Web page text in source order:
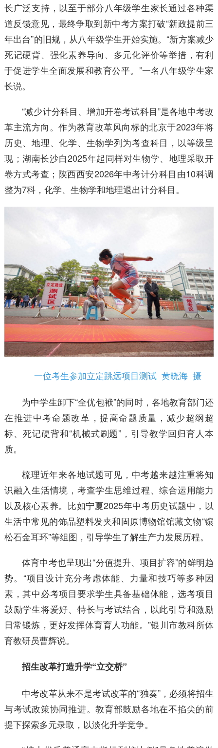
长广泛支持，以至于部分八年级学生家长通过各种渠
道反馈意见，最终争取到新中考方案打破“新政提前三
年出台”的旧规，从八年级学生开始实施。“新方案减少
死记硬背、强化素养导向、多元化评价等举措，有利
于促进学生全面发展和教育公平。”一名八年级学生家
长说。
“减少计分科目、增加开卷考试科目”是各地中考改
革主流方向。作为教育改革风向标的北京于2023年将
历史、地理、化学、生物学列为考查科目，以等级呈
现；湖南长沙自2025年起同样对生物学、地理采取开
卷方式考查；陕西西安2026年中考计分科目由10科调
整为7科，化学、生物学和地理退出计分科目。
一位考生参加立定跳远项目测试 黄晓海 摄
为中学生卸下“全优包袱”的同时，各地教育部门还
在推进中考命题改革，提高命题质量，减少超纲超
标、死记硬背和“机械式刷题”，引导教学回归育人本
质。
梳理近年来各地试题可见，中考越来越注重将知
识融入生活情境，考查学生思维过程、综合运用能力
以及核心素养。比如宁夏2025年中考历史试题中，以
生活中常见的饰品塑料发夹和固原博物馆馆藏文物“镶
松石金耳环”等组图，引导学生了解生产力发展历程。
体育中考也呈现出“分值提升、项目扩容”的鲜明趋
势。“项目设计充分考虑体能、力量和技巧等多种因
素，其中必考项目要求学生具备基础体能，选考项目
鼓励学生将爱好、特长与考试结合，以此引导和激励
日常锻炼，更好发挥体育育人功能。”银川市教科所体
育教研员曹辉说。
招生改革打造升学“立交桥”
中考改革从来不是考试改革的“独奏”，必须将招生
与考试政策协同推进。教育部鼓励各地在不掐尖的前
提下探索多元录取，以淡化升学竞争。